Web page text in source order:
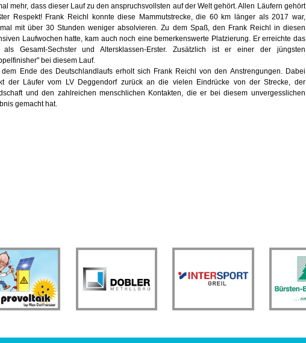
mehr, dass dieser Lauf zu den anspruchsvollsten auf der Welt gehört. Allen Läufern gehört
Respekt! Frank Reichl konnte diese Mammutstrecke, die 60 km länger als 2017 war,
mit über 30 Stunden weniger absolvieren. Zu dem Spaß, den Frank Reichl in diesen
Laufwochen hatte, kam auch noch eine bemerkenswerte Platzierung. Er erreichte das
als Gesamt-Sechster und Altersklassen-Erster. Zusätzlich ist er einer der jüngsten
bei diesem Lauf.
dem Ende des Deutschlandlaufs erholt sich Frank Reichl von den Anstrengungen. Dabei
der Läufer vom LV Deggendorf zurück an die vielen Eindrücke von der Strecke, der
und den zahlreichen menschlichen Kontakten, die er bei diesem unvergesslichen
gemacht hat.